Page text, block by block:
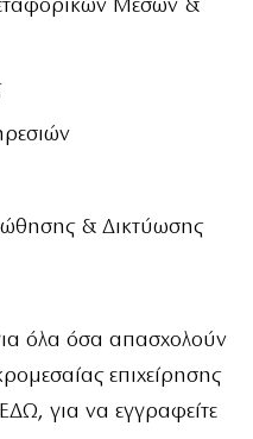
Μέσων &
& Δικτύωσης
όλα όσα απασχολούν
επιχείρησης
ΕΔΩ, για να εγγραφείτε